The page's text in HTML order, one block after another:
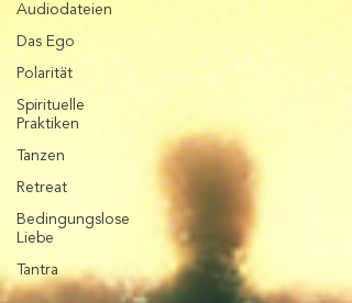
Audiodateien
Das Ego
Polarität
Spirituelle
Praktiken
Tanzen
Retreat
Bedingungslose
Liebe
Tantra